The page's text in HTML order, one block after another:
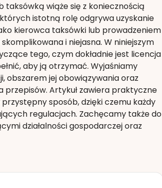
taksówką wiąże się z koniecznością
istotną rolę odgrywa uzyskanie
kierowca taksówki lub prowadzeniem
i niejasna. W niniejszym
tego, czym dokładnie jest licencja
aby ją otrzymać. Wyjaśniamy
obszarem jej obowiązywania oraz
Artykuł zawiera praktyczne
sposób, dzięki czemu każdy
regulacjach. Zachęcamy także do
działalności gospodarczej oraz